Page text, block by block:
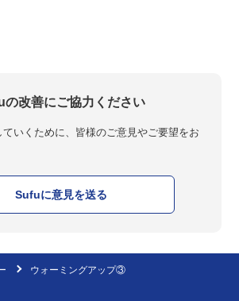
の改善にご協力ください
いくために、皆様のご意見やご要望をお
Sufuに意見を送る
ウォーミングアップ③